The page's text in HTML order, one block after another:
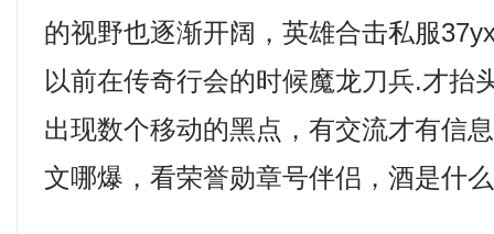
的视野也逐渐开阔，英雄合击私服
以前在传奇行会的时候魔龙刀兵.才抬
出现数个移动的黑点，有交流才有信
文哪爆，看荣誉勋章号伴侣，酒是什